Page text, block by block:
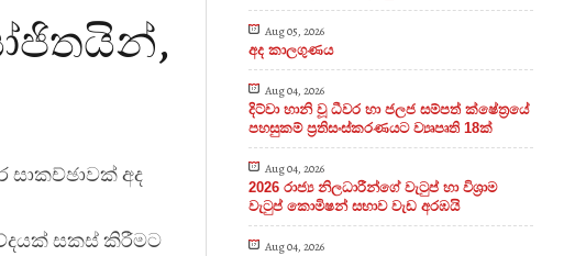
සාකච්ඡාවක් අද
සකස් කිරීමට
Aug 05, 2026
අද කාලගුණය
Aug 04, 2026
දිට්වා හානි වූ ධීවර හා ජලජ සම්පත් ක්ෂේත්‍රයේ
පහසුකම් ප්‍රතිසංස්කරණයට ව්‍යෘපෘති 18ක්
Aug 04, 2026
2026 රාජ්‍ය නිලධාරීන්ගේ වැටුප් හා විශ්‍රාම
වැටුප් කොමිෂන් සභාව වැඩ අරඹයි
Aug 04, 2026